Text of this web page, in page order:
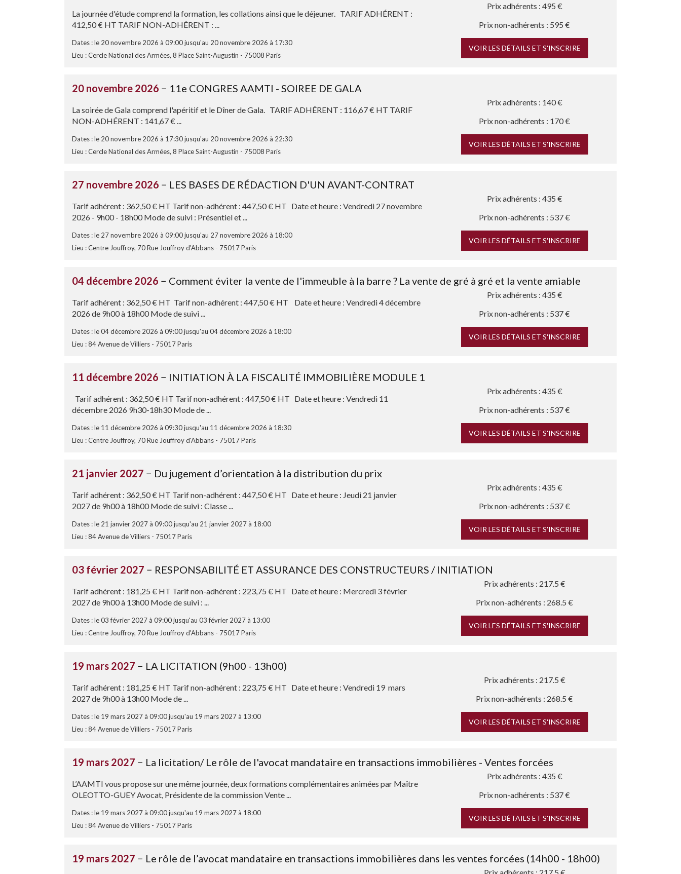
La journée d'étude comprend la formation, les collations ainsi que le déjeuner. TARIF ADHÉRENT :
412,50 € HT TARIF NON-ADHÉRENT : ...
Dates : le 20 novembre 2026 à 09:00 jusqu'au 20 novembre 2026 à 17:30
Lieu : Cercle National des Armées, 8 Place Saint-Augustin - 75008 Paris
Prix adhérents : 495 €
Prix non-adhérents : 595 €
VOIR LES DÉTAILS ET S'INSCRIRE
20 novembre 2026 − 11e CONGRES AAMTI - SOIREE DE GALA
La soirée de Gala comprend l'apéritif et le Dîner de Gala. TARIF ADHÉRENT : 116,67 € HT TARIF
NON-ADHÉRENT : 141,67 € ...
Dates : le 20 novembre 2026 à 17:30 jusqu'au 20 novembre 2026 à 22:30
Lieu : Cercle National des Armées, 8 Place Saint-Augustin - 75008 Paris
Prix adhérents : 140 €
Prix non-adhérents : 170 €
VOIR LES DÉTAILS ET S'INSCRIRE
27 novembre 2026 − LES BASES DE RÉDACTION D'UN AVANT-CONTRAT
Tarif adhérent : 362,50 € HT Tarif non-adhérent : 447,50 € HT Date et heure : Vendredi 27 novembre
2026 - 9h00 - 18h00 Mode de suivi : Présentiel et ...
Dates : le 27 novembre 2026 à 09:00 jusqu'au 27 novembre 2026 à 18:00
Lieu : Centre Jouffroy, 70 Rue Jouffroy d'Abbans - 75017 Paris
Prix adhérents : 435 €
Prix non-adhérents : 537 €
VOIR LES DÉTAILS ET S'INSCRIRE
04 décembre 2026 − Comment éviter la vente de l'immeuble à la barre ? La vente de gré à gré et la vente amiable
Tarif adhérent : 362,50 € HT Tarif non-adhérent : 447,50 € HT Date et heure : Vendredi 4 décembre
2026 de 9h00 à 18h00 Mode de suivi ...
Dates : le 04 décembre 2026 à 09:00 jusqu'au 04 décembre 2026 à 18:00
Lieu : 84 Avenue de Villiers - 75017 Paris
Prix adhérents : 435 €
Prix non-adhérents : 537 €
VOIR LES DÉTAILS ET S'INSCRIRE
11 décembre 2026 − INITIATION À LA FISCALITÉ IMMOBILIÈRE MODULE 1
Tarif adhérent : 362,50 € HT Tarif non-adhérent : 447,50 € HT Date et heure : Vendredi 11
décembre 2026 9h30-18h30 Mode de ...
Dates : le 11 décembre 2026 à 09:30 jusqu'au 11 décembre 2026 à 18:30
Lieu : Centre Jouffroy, 70 Rue Jouffroy d'Abbans - 75017 Paris
Prix adhérents : 435 €
Prix non-adhérents : 537 €
VOIR LES DÉTAILS ET S'INSCRIRE
21 janvier 2027 − Du jugement d’orientation à la distribution du prix
Tarif adhérent : 362,50 € HT Tarif non-adhérent : 447,50 € HT Date et heure : Jeudi 21 janvier
2027 de 9h00 à 18h00 Mode de suivi : Classe ...
Dates : le 21 janvier 2027 à 09:00 jusqu'au 21 janvier 2027 à 18:00
Lieu : 84 Avenue de Villiers - 75017 Paris
Prix adhérents : 435 €
Prix non-adhérents : 537 €
VOIR LES DÉTAILS ET S'INSCRIRE
03 février 2027 − RESPONSABILITÉ ET ASSURANCE DES CONSTRUCTEURS / INITIATION
Tarif adhérent : 181,25 € HT Tarif non-adhérent : 223,75 € HT Date et heure : Mercredi 3 février
2027 de 9h00 à 13h00 Mode de suivi : ...
Dates : le 03 février 2027 à 09:00 jusqu'au 03 février 2027 à 13:00
Lieu : Centre Jouffroy, 70 Rue Jouffroy d'Abbans - 75017 Paris
Prix adhérents : 217.5 €
Prix non-adhérents : 268.5 €
VOIR LES DÉTAILS ET S'INSCRIRE
19 mars 2027 − LA LICITATION (9h00 - 13h00)
Tarif adhérent : 181,25 € HT Tarif non-adhérent : 223,75 € HT Date et heure : Vendredi 19 mars
2027 de 9h00 à 13h00 Mode de ...
Dates : le 19 mars 2027 à 09:00 jusqu'au 19 mars 2027 à 13:00
Lieu : 84 Avenue de Villiers - 75017 Paris
Prix adhérents : 217.5 €
Prix non-adhérents : 268.5 €
VOIR LES DÉTAILS ET S'INSCRIRE
19 mars 2027 − La licitation/ Le rôle de l'avocat mandataire en transactions immobilières - Ventes forcées
L’AAMTI vous propose sur une même journée, deux formations complémentaires animées par Maître
OLEOTTO-GUEY Avocat, Présidente de la commission Vente ...
Dates : le 19 mars 2027 à 09:00 jusqu'au 19 mars 2027 à 18:00
Lieu : 84 Avenue de Villiers - 75017 Paris
Prix adhérents : 435 €
Prix non-adhérents : 537 €
VOIR LES DÉTAILS ET S'INSCRIRE
19 mars 2027 − Le rôle de l’avocat mandataire en transactions immobilières dans les ventes forcées (14h00 - 18h00)
Prix adhérents : 217.5 €